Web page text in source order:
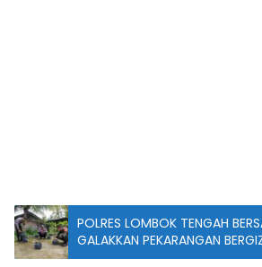
POLRES LOMBOK TENGAH
GALAKKAN PEKARANGAN
MASYARAKAT